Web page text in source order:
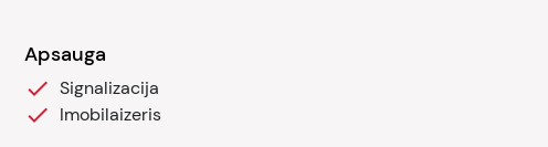
Apsauga
Signalizacija
Imobilaizeris